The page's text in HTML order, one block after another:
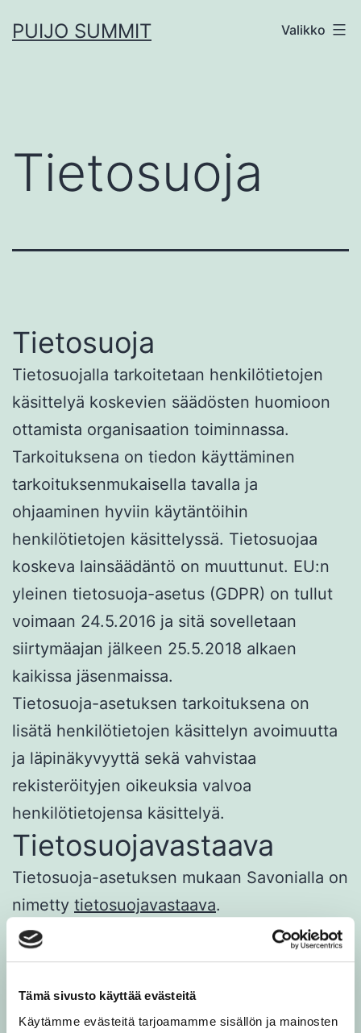
Tämä sivusto käyttää evästeitä
Käytämme evästeitä tarjoamamme sisällön ja mainosten
sisältöön
PUIJO SUMMIT Valikko
Tietosuoja
Tietosuoja
Tietosuojalla tarkoitetaan henkilötietojen
käsittelyä koskevien säädösten huomioon
ottamista organisaation toiminnassa.
Tarkoituksena on tiedon käyttäminen
tarkoituksenmukaisella tavalla ja
ohjaaminen hyviin käytäntöihin
henkilötietojen käsittelyssä. Tietosuojaa
koskeva lainsäädäntö on muuttunut. EU:n
yleinen tietosuoja-asetus (GDPR) on tullut
voimaan 24.5.2016 ja sitä sovelletaan
siirtymäajan jälkeen 25.5.2018 alkaen
kaikissa jäsenmaissa.
Tietosuoja-asetuksen tarkoituksena on
lisätä henkilötietojen käsittelyn avoimuutta
ja läpinäkyvyyttä sekä vahvistaa
rekisteröityjen oikeuksia valvoa
henkilötietojensa käsittelyä.
Tietosuojavastaava
Tietosuoja-asetuksen mukaan Savonialla on
nimetty tietosuojavastaava.
Tietosuojavastaavan tehtävänä on seurata
henkilötietojen käsittelyn lainmukaisuutta ja
auttaa ammattikorkeakoulua toteuttamaan
tietosuojaan liittyvät velvoitteet.